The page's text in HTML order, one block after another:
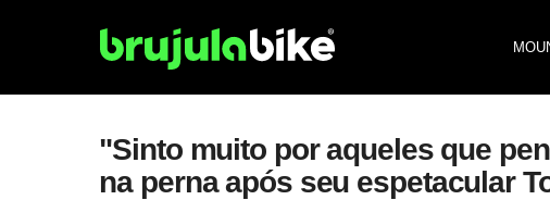
"Sinto muito por aqueles que
na perna após seu espetacular